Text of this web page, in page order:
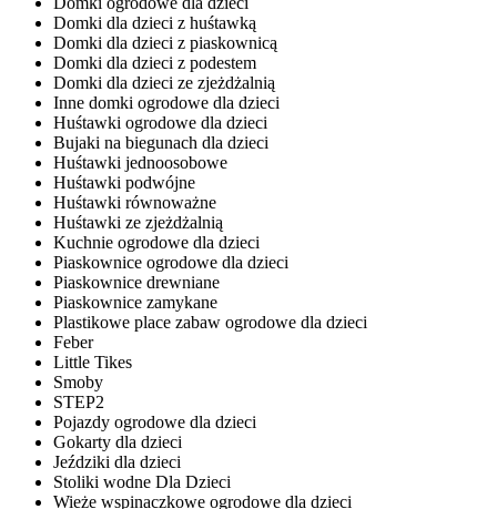
Domki dla dzieci z huśtawką
Domki dla dzieci z piaskownicą
Domki dla dzieci z podestem
Domki dla dzieci ze zjeżdżalnią
Inne domki ogrodowe dla dzieci
Huśtawki ogrodowe dla dzieci
Bujaki na biegunach dla dzieci
Huśtawki jednoosobowe
Huśtawki podwójne
Huśtawki równoważne
Huśtawki ze zjeżdżalnią
Kuchnie ogrodowe dla dzieci
Piaskownice ogrodowe dla dzieci
Piaskownice drewniane
Piaskownice zamykane
Plastikowe place zabaw ogrodowe dla dzieci
Feber
Little Tikes
Smoby
STEP2
Pojazdy ogrodowe dla dzieci
Gokarty dla dzieci
Jeździki dla dzieci
Stoliki wodne Dla Dzieci
Wieże wspinaczkowe ogrodowe dla dzieci